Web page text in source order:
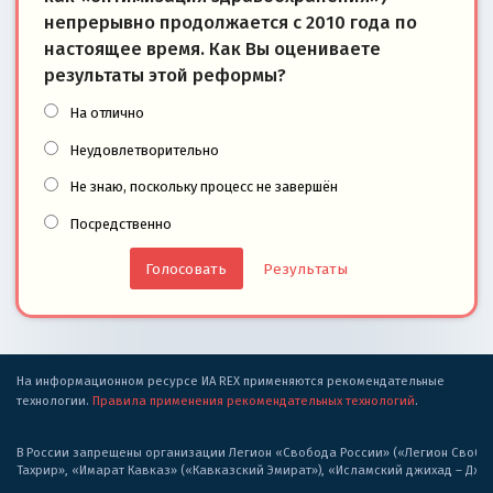
непрерывно продолжается с 2010 года по
настоящее время. Как Вы оцениваете
результаты этой реформы?
На отлично
Неудовлетворительно
Не знаю, поскольку процесс не завершён
Посредственно
Результаты
На информационном ресурсе ИА REX применяются рекомендательные
технологии. Правила применения рекомендательных технологий.
В России запрещены организации Легион «Свобода России» («Легион
Тахрир», «Имарат Кавказ» («Кавказский Эмират»), «Исламский джихад –